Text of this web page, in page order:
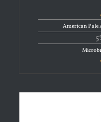
American Pale